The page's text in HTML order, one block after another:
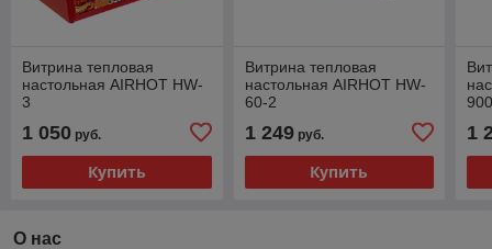
Витрина тепловая
настольная AIRHOT HW-
3
1 050 руб.
Купить
Витрина тепловая
настольная AIRHOT HW-
60-2
1 249руб.
Купить
1
О нас